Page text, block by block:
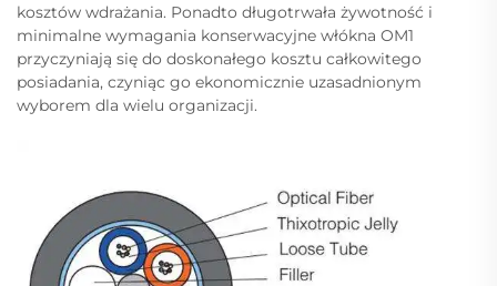
kosztów wdrażania. Ponadto długotrwała żywotność i
minimalne wymagania konserwacyjne włókna OM1
przyczyniają się do doskonałego kosztu całkowitego
posiadania, czyniąc go ekonomicznie uzasadnionym
wyborem dla wielu organizacji.